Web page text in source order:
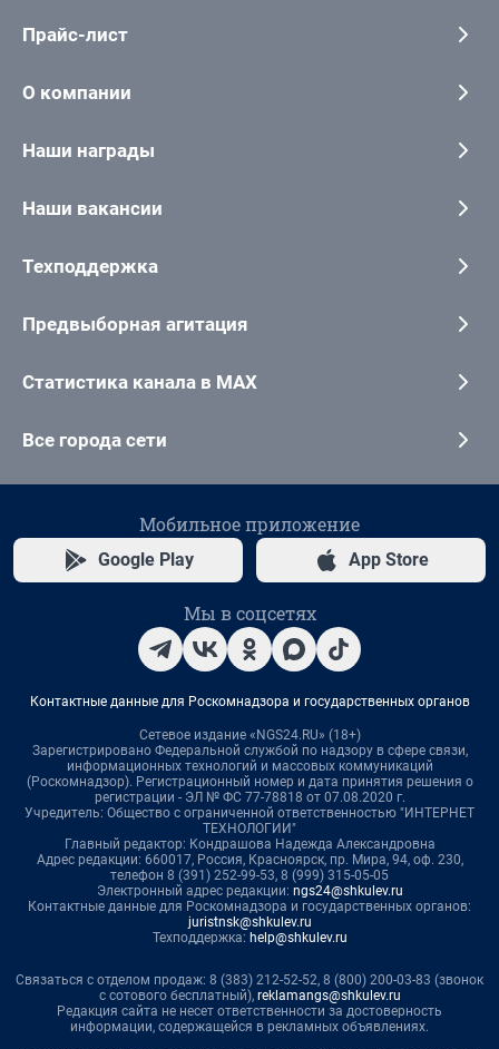
Прайс-лист
О компании
Наши награды
Наши вакансии
Техподдержка
Предвыборная агитация
Статистика канала в MAX
Все города сети
Мобильное приложение
Google Play App Store
Мы в соцсетях
Контактные данные для Роскомнадзора и государственных органов
Сетевое издание «NGS24.RU» (18+)
Зарегистрировано Федеральной службой по надзору в сфере связи,
информационных технологий и массовых коммуникаций
(Роскомнадзор). Регистрационный номер и дата принятия решения о
регистрации - ЭЛ № ФС 77-78818 от 07.08.2020 г.
Учредитель: Общество с ограниченной ответственностью "ИНТЕРНЕТ
ТЕХНОЛОГИИ"
Главный редактор: Кондрашова Надежда Александровна
Адрес редакции: 660017, Россия, Красноярск, пр. Мира, 94, оф. 230,
телефон 8 (391) 252-99-53, 8 (999) 315-05-05
Электронный адрес редакции: ngs24@shkulev.ru
Контактные данные для Роскомнадзора и государственных органов:
juristnsk@shkulev.ru
Техподдержка: help@shkulev.ru
Связаться с отделом продаж: 8 (383) 212-52-52, 8 (800) 200-03-83 (звонок
с сотового бесплатный), reklamangs@shkulev.ru
Редакция сайта не несет ответственности за достоверность
информации, содержащейся в рекламных объявлениях.